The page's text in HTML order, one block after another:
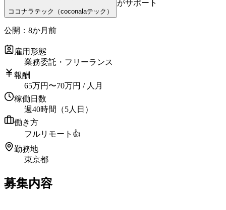
ココナラテック（coconalaテック）
がサポート
公開： 8か月前
雇用形態
業務委託・フリーランス
報酬
65万円 〜70万円 / 人月
稼働日数
週40時間（5人日）
働き方
フルリモート 👍
勤務地
東京都
募集内容